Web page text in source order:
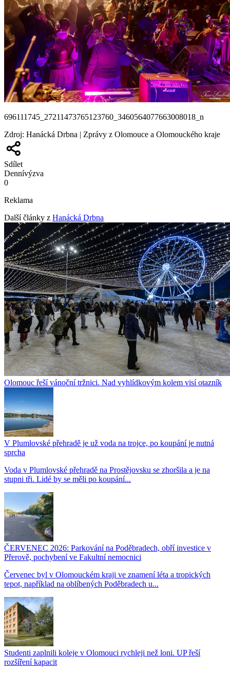
696111745_27211473765123760_3460564077663008018_n
Zdroj: Hanácká Drbna | Zprávy z Olomouce a Olomouckého kraje
Sdílet
Dennívýzva
0
Reklama
Další články z Hanácká Drbna
Olomouc řeší vánoční tržnici. Nad vyhlídkovým kolem visí otazník
V Plumlovské přehradě je už voda na trojce, po koupání je nutná
sprcha
Voda v Plumlovské přehradě na Prostějovsku se zhoršila a je na
stupni tři. Lidé by se měli po koupání...
ČERVENEC 2026: Parkování na Poděbradech, obří investice v
Přerově, pochybení ve Fakultní nemocnici
Červenec byl v Olomouckém kraji ve znamení léta a tropických
tepot, například na oblíbených Poděbradech u...
Studenti zaplnili koleje v Olomouci rychleji než loni. UP řeší
rozšíření kapacit